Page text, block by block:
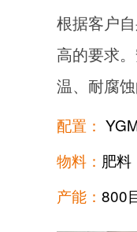
根据客户
高的要求
温、耐腐
配置：
物料： 肥料
产能： 800